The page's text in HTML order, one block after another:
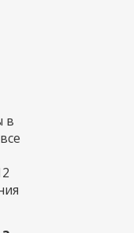
в